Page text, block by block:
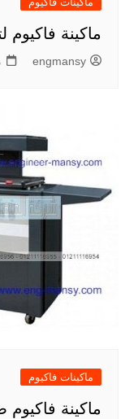
ماكينة فاكيوم
engmansy
ماكينات فاكيوم
ماكينة